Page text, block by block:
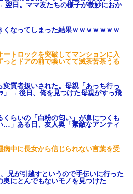
、
走
を
軍
悲
日。ママ友たちの様子が微妙におか
くなってしまった結果ｗｗｗｗｗｗｗ
ートロックを突破してマンションに入
っとドアの前で喚いてて滅茶苦茶うる
変質者扱いされた。母親「あっち行っ
」→ 後日、俺を見つけた母親がすっ飛
くらいの「白粉の匂い」が鼻につくも
…」ある日、友人奥「素敵なアンティ
病中に長女から信じられない言葉を受
兄が引越すというので手伝いに行った
奥にとんでもないモノを見つけた